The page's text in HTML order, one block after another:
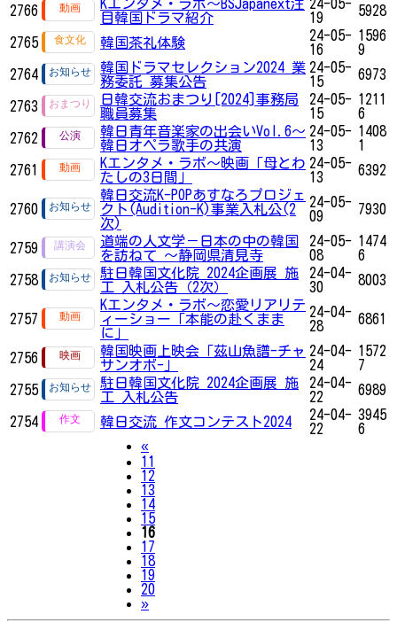
2766
Kエンタメ・ラボ～BSJapanext注
目韓国ドラマ紹介
24-05-
19
5928
2765 韓国茶礼体験
24-05-
16
1596
9
2764
韓国ドラマセレクション2024 業
務委託 募集公告
24-05-
15
6973
2763
日韓交流おまつり[2024]事務局
職員募集
24-05-
15
1211
6
2762
韓日青年音楽家の出会いVol.6～
韓日オペラ歌手の共演
24-05-
13
1408
1
2761
Kエンタメ・ラボ～映画「母とわ
たしの3日間」
24-05-
13
6392
2760
韓日交流K-POPあすなろプロジェ
クト(Audition-K)事業入札公(2
次)
24-05-
09
7930
2759
道端の人文学－日本の中の韓国
を訪ねて ～静岡県清見寺
24-05-
08
1474
6
2758
駐日韓国文化院 2024企画展 施
工 入札公告（2次）
24-04-
30
8003
2757
Kエンタメ・ラボ～恋愛リアリテ
ィーショー「本能の赴くまま
に」
24-04-
28
6861
2756
韓国映画上映会「茲山魚譜-チャ
サンオボ-」
24-04-
24
1572
7
2755
駐日韓国文化院 2024企画展 施
工 入札公告
24-04-
22
6989
2754 韓日交流 作文コンテスト2024
24-04-
22
3945
6
«Previous
11
12
13
14
15
16
17
18
19
20
»Next